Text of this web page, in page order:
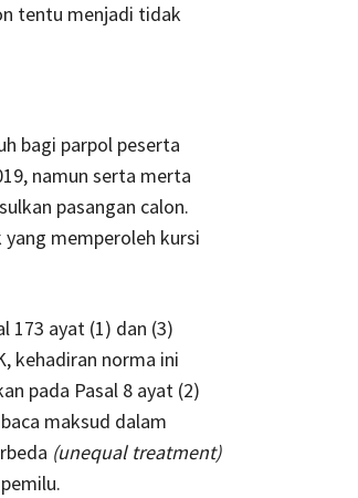
tentu menjadi tidak
bagi parpol peserta
namun serta merta
pasangan calon.
memperoleh kursi
173 ayat (1) dan (3)
kehadiran norma ini
pada Pasal 8 ayat (2)
maksud dalam
(unequal treatment)